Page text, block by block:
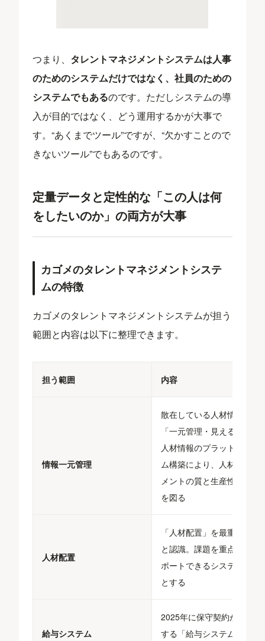
つまり、 タレントマネジメントシステムは人事
のためのシステムだけではなく、社員のための
システムでもあるのです。ただしシステムの導
入が目的ではなく、どう運用するかが大事で
す。“あくまでツール”ですが、“欠かすことので
きないツール”でもあるのです。
定量データと定性的な「この人は何
をしたいのか」の両方が大事
カゴメのタレントマネジメントシステ
ムの特徴
カゴメのタレントマネジメントシステムが担う
範囲と内容は以下に整理できます。
担う範囲 内容
情報一元管理
散在している人材情報を
「一元管理・見える化」。
人材情報のプラットフォー
ム構築により、人材マネジ
メントの質と生産性の向上
を図る​
人材配置
「人材配置」を最重要課題
と認識。課題を重点的にサ
ポートできるシステム設計
とする​
給与システム
2025年に保守契約が完了
する「給与システムの刷